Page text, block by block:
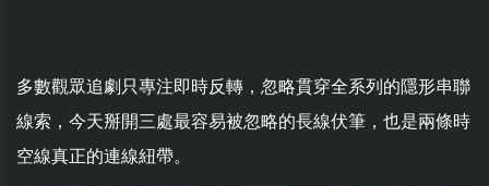
多數觀眾追劇只專注即時反轉，忽略貫穿全系列的隱形串聯
線索，今天掰開三處最容易被忽略的長線伏筆，也是兩條時
空線真正的連線紐帶。